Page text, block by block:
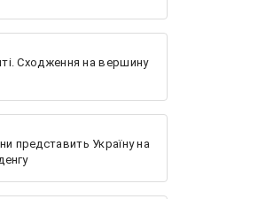
Сходження на вершину
представить Україну на